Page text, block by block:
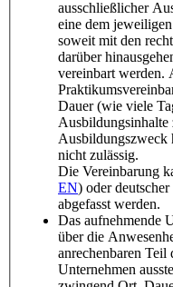
ausschließlicher
eine dem
soweit mit den
darüber
vereinbart werden.
Dauer (wie viele
Ausbildungsinhalte
Ausbildungszweck
nicht zulässig.
Die Vereinbarung
EN) oder
abgefasst werden.
Das aufnehmende
über die
anrechenbaren Teil
Unternehmen